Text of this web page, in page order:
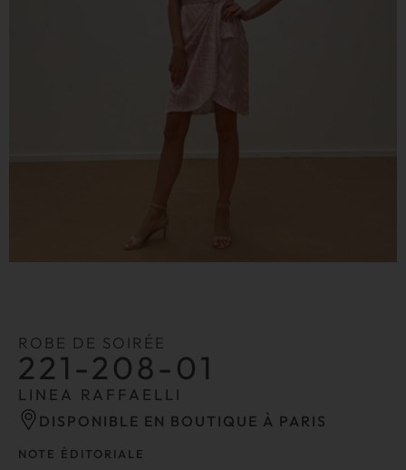
ROBE DE SOIRÉE
221-208-01
LINEA RAFFAELLI
DISPONIBLE EN BOUTIQUE À PARIS
NOTE ÉDITORIALE